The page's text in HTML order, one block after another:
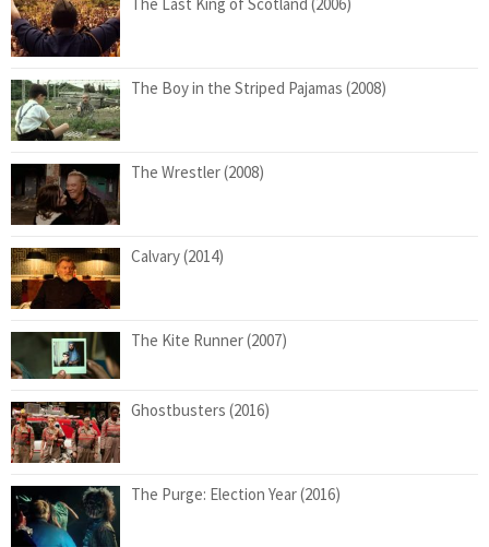
The Last King of Scotland (2006)
The Boy in the Striped Pajamas (2008)
The Wrestler (2008)
Calvary (2014)
The Kite Runner (2007)
Ghostbusters (2016)
The Purge: Election Year (2016)